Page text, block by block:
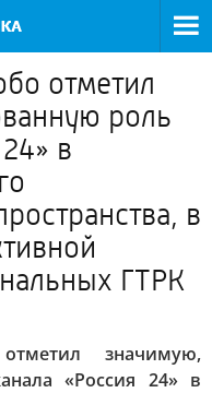
отметил
роль
в
в
ГТРК
значимую,
«Россия 24» в